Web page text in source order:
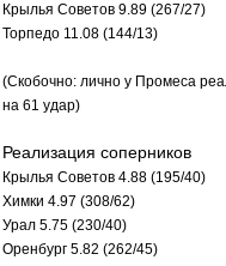
Крылья Советов 9.89 (267/27)
Торпедо 11.08 (144/13)
(Скобочно: лично у Промеса
на 61 удар)
Реализация соперников
Крылья Советов 4.88 (195/40)
Химки 4.97 (308/62)
Урал 5.75 (230/40)
Оренбург 5.82 (262/45)